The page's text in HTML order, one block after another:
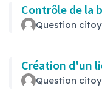
Contrôle de la
Question
Création d'un
Question